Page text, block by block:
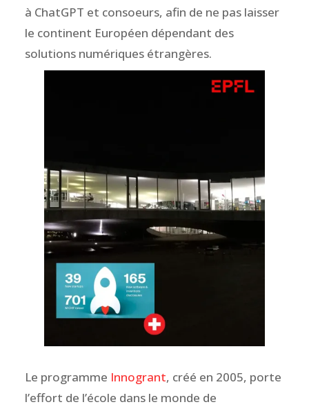
à ChatGPT et consoeurs, afin de ne pas laisser
le continent Européen dépendant des
solutions numériques étrangères.
Le programme Innogrant, créé en 2005, porte
l’effort de l’école dans le monde de